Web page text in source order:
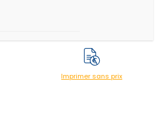
Imprimer sans prix